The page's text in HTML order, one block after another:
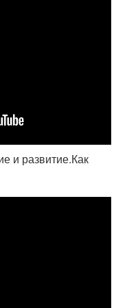
и развитие.Как